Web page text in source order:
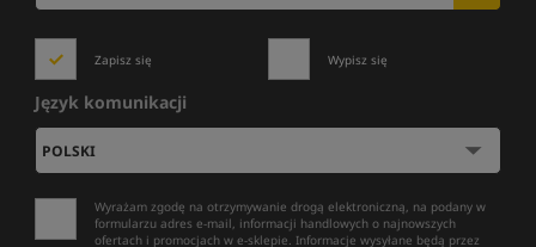
Zapisz się Wypisz się
Język komunikacji
Wyrażam zgodę na otrzymywanie drogą elektroniczną, na podany w
formularzu adres e-mail, informacji handlowych o najnowszych
ofertach i promocjach w e-sklepie. Informacje wysyłane będą przez